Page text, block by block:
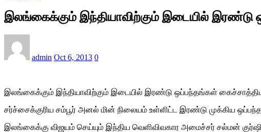
இலங்கைக்கும் இந்தியாவிற்கும் இடையில்
admin Oct 6, 2013 0
இலங்கைக்கும் இந்தியாவிற்கும் இடையில் இரண்டு ஒப்பந்தங்கள்
சர்ச்சைக்குரிய சம்பூர் அனல் மின் நிலையம் உள்ளிட்ட இரண்டு முக்கிய
இலங்கைக்கு விஜயம் செய்யும் இந்திய வெளிவிவகார அமைச்சர் சல்மன்